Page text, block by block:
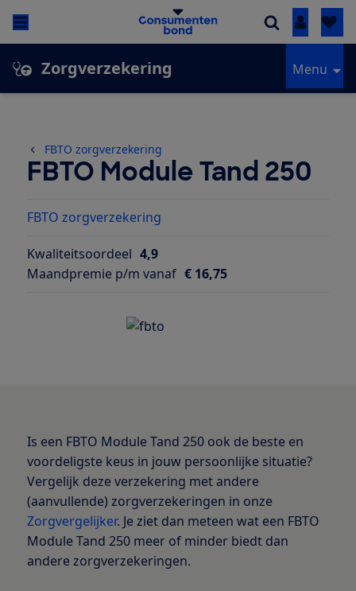
Inloggen
Zorgverzekering Menu
FBTO zorgverzekering
FBTO Module Tand 250
FBTO zorgverzekering
Kwaliteitsoordeel 4,9
Maandpremie p/m vanaf € 16,75
Is een FBTO Module Tand 250 ook de beste en
voordeligste keus in jouw persoonlijke situatie?
Vergelijk deze verzekering met andere
(aanvullende) zorgverzekeringen in onze
Zorgvergelijker. Je ziet dan meteen wat een FBTO
Module Tand 250 meer of minder biedt dan
andere zorgverzekeringen.